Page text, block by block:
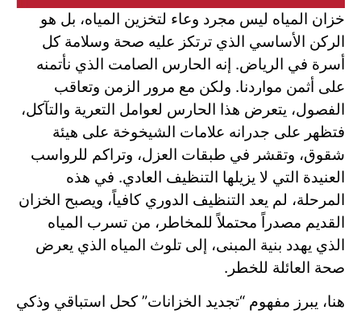
خزان المياه ليس مجرد وعاء لتخزين المياه، بل هو
الركن الأساسي الذي ترتكز عليه صحة وسلامة كل
أسرة في الرياض. إنه الحارس الصامت الذي نأتمنه
على أثمن مواردنا. ولكن مع مرور الزمن وتعاقب
الفصول، يتعرض هذا الحارس لعوامل التعرية والتآكل،
فتظهر على جدرانه علامات الشيخوخة على هيئة
شقوق، وتقشر في طبقات العزل، وتراكم للرواسب
العنيدة التي لا يزيلها التنظيف العادي. في هذه
المرحلة، لم يعد التنظيف الدوري كافياً، ويصبح الخزان
القديم مصدراً محتملاً للمخاطر، من تسرب المياه
الذي يهدد بنية المبنى، إلى تلوث المياه الذي يعرض
صحة العائلة للخطر.
هنا، يبرز مفهوم “تجديد الخزانات” كحل استباقي وذكي